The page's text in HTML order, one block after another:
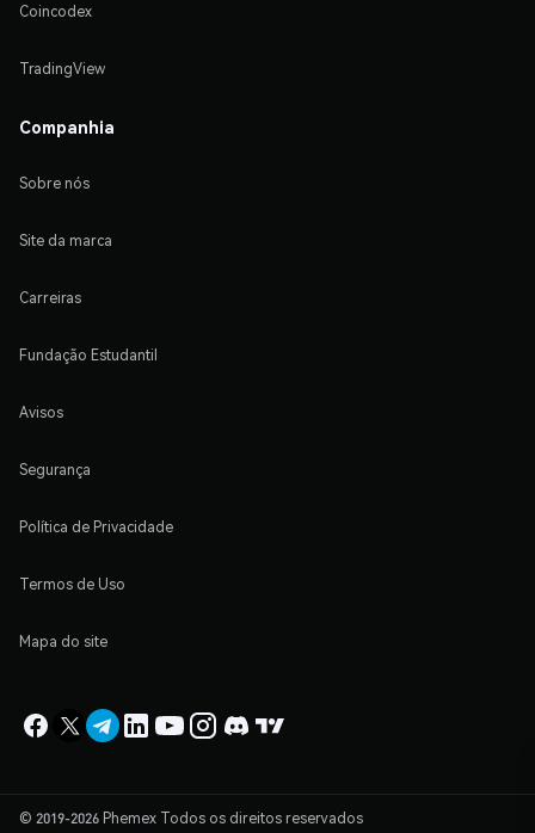
Coincodex
TradingView
Companhia
Sobre nós
Site da marca
Carreiras
Fundação Estudantil
Avisos
Segurança
Política de Privacidade
Termos de Uso
Mapa do site
© 2019-2026 Phemex Todos os direitos reservados